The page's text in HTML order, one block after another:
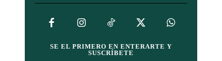
SE EL PRIMERO EN ENTERARTE Y
SUSCRÍBETE